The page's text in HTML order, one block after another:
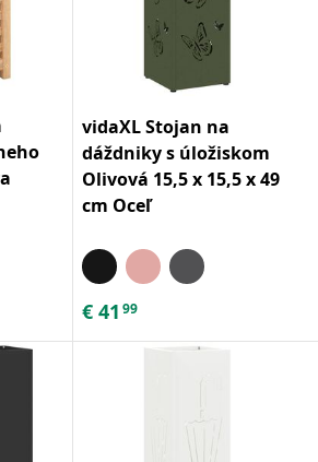
vidaXL Stojan na
dáždniky s úložiskom
Olivová 15,5 x 15,5 x 49
cm Oceľ
€ 41 99